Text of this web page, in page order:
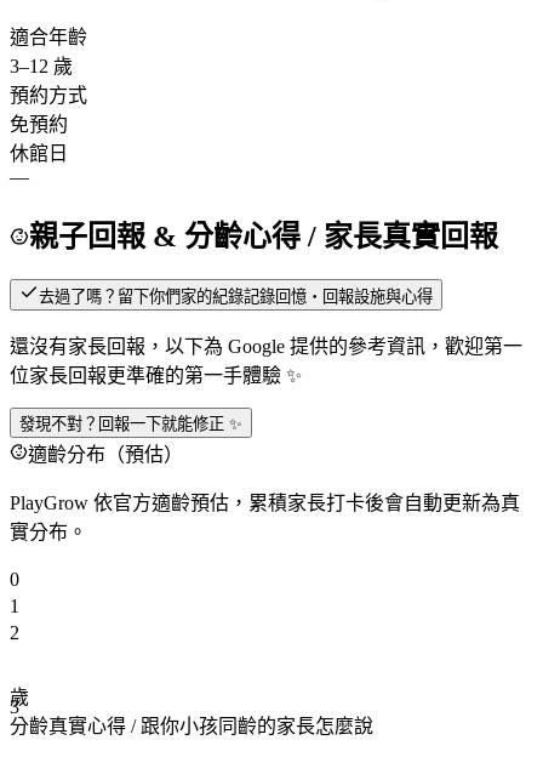
適合年齡
3–12 歲
預約方式
免預約
休館日
—
親子回報 & 分齡心得 / 家長真實回報
去過了嗎？留下你們家的紀錄記錄回憶・回報設施與心得
還沒有家長回報，以下為 Google 提供的參考資訊，歡迎第一
位家長回報更準確的第一手體驗 ✨
發現不對？回報一下就能修正 ✨
適齡分布（預估）
PlayGrow 依官方適齡預估，累積家長打卡後會自動更新為真
實分布。
0
1
2
3
歲
分齡真實心得 / 跟你小孩同齡的家長怎麼說